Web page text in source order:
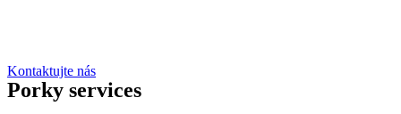
Kontaktujte nás
Porky services